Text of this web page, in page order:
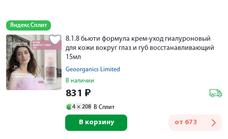
Яндекс Сплит
8.1.8 бьюти формула крем-уход гиалуроновый
для кожи вокруг глаз и губ восстанавливающий
15мл
Geoorganics Limited
В наличии
831 ₽
4 × 208 В Сплит
от 673
В корзину